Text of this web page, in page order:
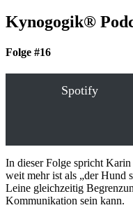
Kynogogik®
Folge #16
Spotify
In dieser Folge spricht
weit mehr ist als „der Hund
Leine gleichzeitig
Kommunikation sein kann.